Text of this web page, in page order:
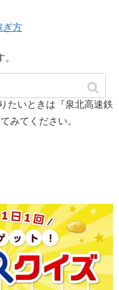
ぎ方
たいときは『泉北高速鉄
みてください。